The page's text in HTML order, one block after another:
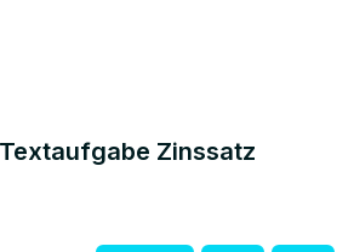
Zinssatz